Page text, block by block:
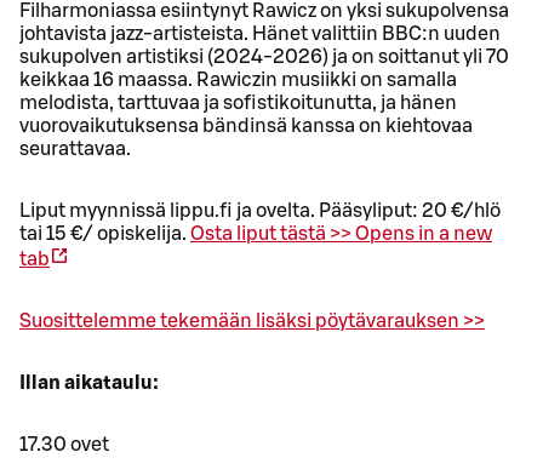
Filharmoniassa esiintynyt Rawicz on yksi sukupolvensa
johtavista jazz-artisteista. Hänet valittiin BBC:n uuden
sukupolven artistiksi (2024-2026) ja on soittanut yli 70
keikkaa 16 maassa. Rawiczin musiikki on samalla
melodista, tarttuvaa ja sofistikoitunutta, ja hänen
vuorovaikutuksensa bändinsä kanssa on kiehtovaa
seurattavaa.
Liput myynnissä lippu.fi ja ovelta. Pääsyliput: 20 €/hlö
tai 15 €/ opiskelija. Osta liput tästä >>Opens in a new
tab
Suosittelemme tekemään lisäksi pöytävarauksen >>
Illan aikataulu:
17.30 ovet